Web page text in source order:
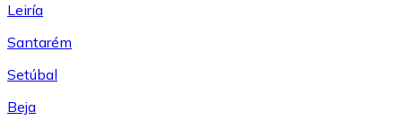
Leiría
Santarém
Setúbal
Beja